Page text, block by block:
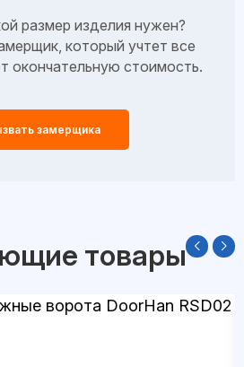
размер изделия нужен?
который учтет все
окончательную стоимость.
замерщика
товары